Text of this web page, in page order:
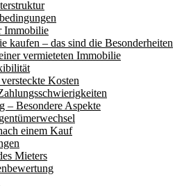
Immobilie
kaufen – das sind die Besonderheiten
vermieteten Immobilie
Kosten
– Besondere Aspekte
einem Kauf
Mieters